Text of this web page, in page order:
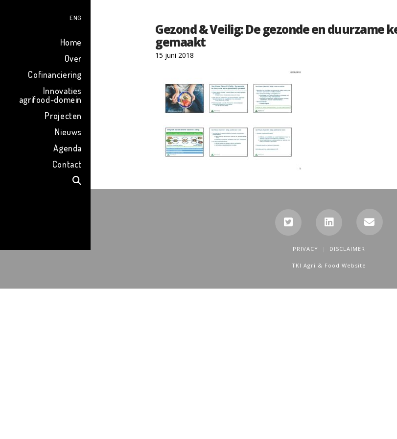
ENG
Home
Over
Cofinanciering
Innovaties
agrifood-domein
Projecten
Nieuws
Agenda
Contact
Gezond & Veilig: De gezonde en duurzame
gemaakt
15 juni 2018
PRIVACY DISCLAIMER
TKI Agri & Food Website